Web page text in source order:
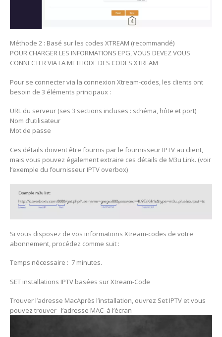
Méthode 2 : Basé sur les codes XTREAM (recommandé)
POUR CHARGER LES INFORMATIONS EPG, VOUS DEVEZ VOUS
CONNECTER VIA LA METHODE DES CODES XTREAM
Pour se connecter via la connexion Xtream-codes, les clients ont
besoin de 3 éléments principaux :
URL du serveur (ses 3 sections incluses : schéma, hôte et port)
Nom d’utilisateur
Mot de passe
Ces détails doivent être fournis par le fournisseur IPTV au client,
mais vous pouvez également extraire ces détails de M3u Link. (voir
l’exemple du fournisseur IPTV overbox)
Si vous disposez de vos informations Xtream-codes de votre
abonnement, procédez comme suit :
Temps nécessaire : 7 minutes.
SET installations IPTV basées sur Xtream-Code
Trouver l’adresse MacAprès l’installation, ouvrez Set IPTV et vous
pouvez trouver l’adresse MAC à l’écran